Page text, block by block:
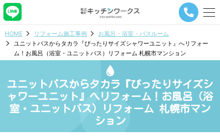
メ
ビ
シ
ョ
ン
ン
HOME リフォーム施工事例
お風呂・浴室・バスルーム
ユニットバスからタカラ『ぴったりサイズシャワーユニット』へリフォー
ム！お風呂（浴室・ユニットバス）リフォーム 札幌市マンション
ユニットバスからタカラ『ぴったりサイズシ
ャワーユニット』へリフォーム！お風呂（浴
室・ユニットバス）リフォーム 札幌市マン
ション